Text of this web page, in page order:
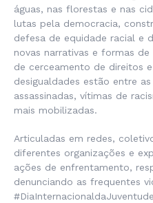
águas, nas florestas e nas
lutas pela democracia,
defesa de equidade racial e
novas narrativas e formas
de cerceamento de direitos
desigualdades estão entre
assassinadas, vítimas de
mais mobilizadas.
Articuladas em redes,
diferentes organizações e
ações de enfrentamento,
denunciando as frequentes